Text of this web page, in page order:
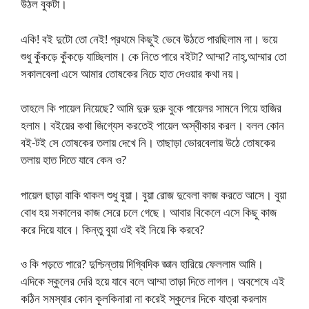
উঠল বুকটা।
একি! বই দুটো তো নেই! প্রথমে কিছুই ভেবে উঠতে পারছিলাম না। ভয়ে
শুধু কুঁকড়ে কুঁকড়ে যাচ্ছিলাম। কে নিতে পারে বইটা? আম্মা? নাহ্,আম্মার তো
সকালবেলা এসে আমার তোষকের নিচে হাত দেওয়ার কথা নয়।
তাহলে কি পায়েল নিয়েছে? আমি দুরু দুরু বুকে পায়েলর সামনে গিয়ে হাজির
হলাম। বইয়ের কথা জিগ্যেস করতেই পায়েল অস্বীকার করল। বলল কোন
বই-টই সে তোষকের তলায় দেখে নি। তাছাড়া ভোরবেলায় উঠে তোষকের
তলায় হাত দিতে যাবে কেন ও?
পায়েল ছাড়া বাকি থাকল শুধু বুয়া। বুয়া রোজ দুবেলা কাজ করতে আসে। বুয়া
বোধ হয় সকালের কাজ সেরে চলে গেছে। আবার বিকেলে এসে কিছু কাজ
করে দিয়ে যাবে। কিন্তু বুয়া ওই বই নিয়ে কি করবে?
ও কি পড়তে পারে? দুশ্চিন্তায় দিগ্বিদিক জ্ঞান হারিয়ে ফেললাম আমি।
এদিকে স্কুলের দেরি হয়ে যাবে বলে আম্মা তাড়া দিতে লাগল। অবশেষে এই
কঠিন সমস্যার কোন কূলকিনারা না করেই স্কুলের দিকে যাত্রা করলাম